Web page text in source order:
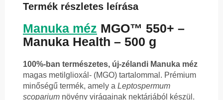
Termék részletes leírása
Manuka méz MGO™ 550+ –
Manuka Health – 500 g
100%-ban természetes, új-zélandi Manuka méz
magas metilglioxál- (MGO) tartalommal. Prémium
minőségű termék, amely a Leptospermum
scoparium növény virágainak nektárjából készül.